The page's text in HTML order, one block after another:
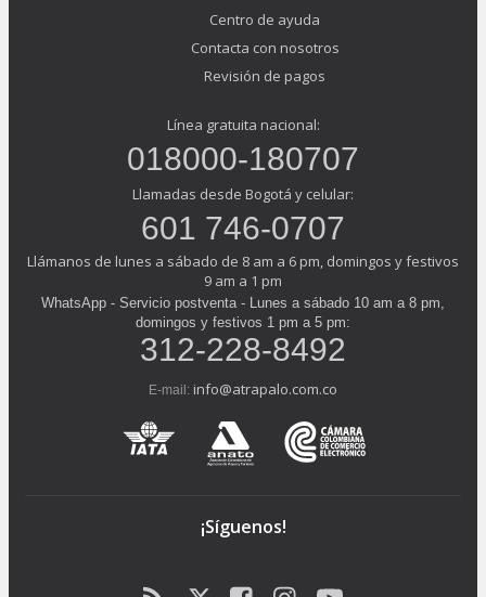
Centro de ayuda
Contacta con nosotros
Revisión de pagos
Línea gratuita nacional:
018000-180707
Llamadas desde Bogotá y celular:
601 746-0707
Llámanos de lunes a sábado de 8 am a 6 pm, domingos y festivos
9 am a 1 pm
WhatsApp - Servicio postventa - Lunes a sábado 10 am a 8 pm,
domingos y festivos 1 pm a 5 pm:
312-228-8492
E-mail: info@atrapalo.com.co
¡Síguenos!